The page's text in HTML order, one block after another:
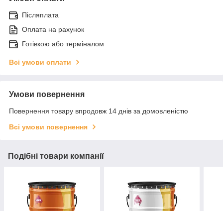
Післяплата
Оплата на рахунок
Готівкою або терміналом
Всі умови оплати
Умови повернення
Повернення товару впродовж 14 днів за домовленістю
Всі умови повернення
Подібні товари компанії